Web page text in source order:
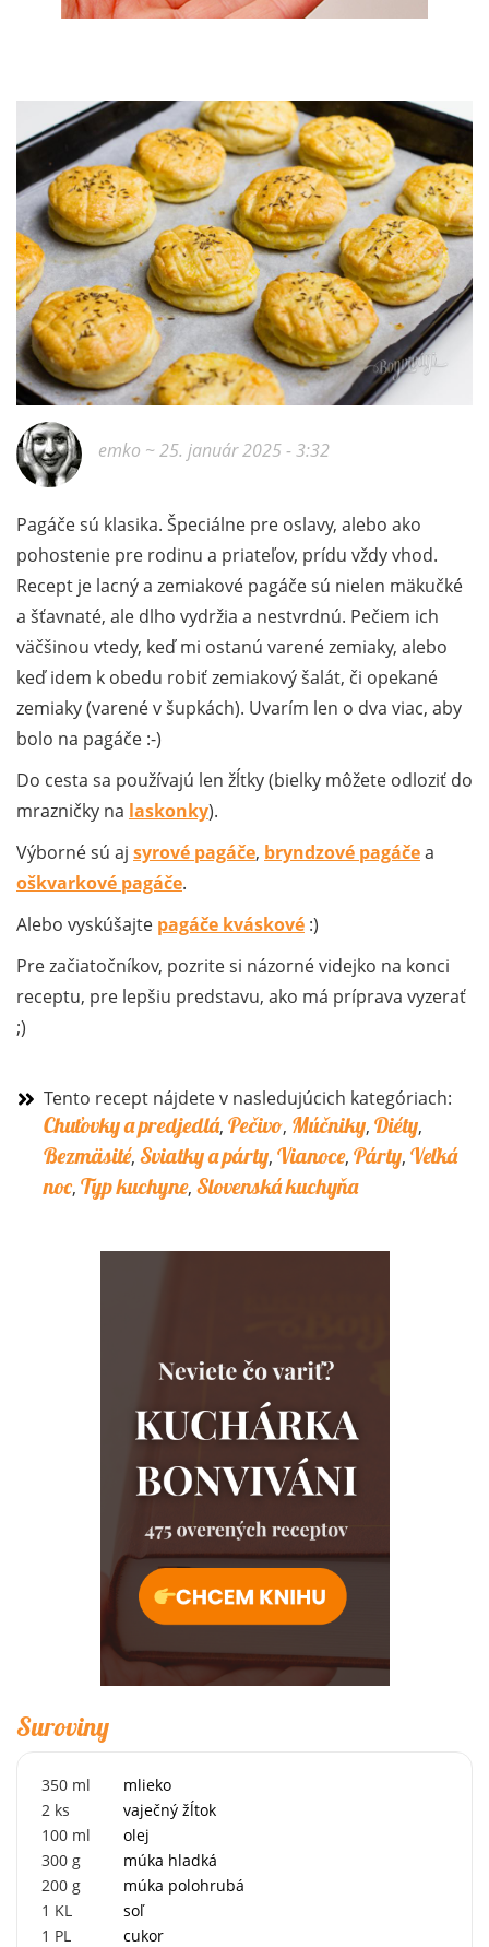
emko ~ 25. január 2025 - 3:32
Pagáče sú klasika. Špeciálne pre oslavy, alebo ako
pohostenie pre rodinu a priateľov, prídu vždy vhod.
Recept je lacný a zemiakové pagáče sú nielen mäkučké
a šťavnaté, ale dlho vydržia a nestvrdnú. Pečiem ich
väčšinou vtedy, keď mi ostanú varené zemiaky, alebo
keď idem k obedu robiť zemiakový šalát, či opekané
zemiaky (varené v šupkách). Uvarím len o dva viac, aby
bolo na pagáče :-)
Do cesta sa používajú len žĺtky (bielky môžete odloziť do
mrazničky na laskonky).
Výborné sú aj syrové pagáče, bryndzové pagáčea
oškvarkové pagáče.
Alebo vyskúšajte pagáče kváskové :)
Pre začiatočníkov, pozrite si názorné videjko na konci
receptu, pre lepšiu predstavu, ako má príprava vyzerať
;)
Tento recept nájdete v nasledujúcich kategóriach:
Chuťovky a predjedlá, Pečivo, Múčniky, Diéty,
Bezmäsité, Sviatky a párty, Vianoce, Párty, Veľká
noc, Typ kuchyne, Slovenská kuchyňa
Suroviny
350 ml
mlieko
2 ks
vaječný žĺtok
100 ml
olej
300 g
múka hladká
200 g
múka polohrubá
1 KL
soľ
1 PL
cukor